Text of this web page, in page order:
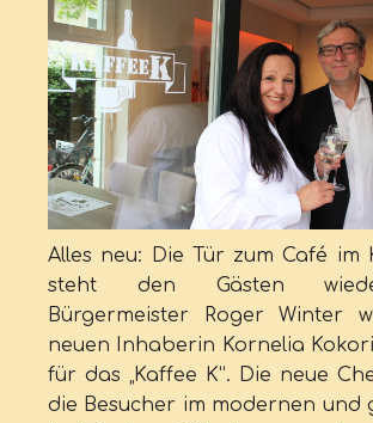
Alles neu: Die Tür zum Café im
steht den Gästen
Bürgermeister Roger Winter
neuen Inhaberin Kornelia
für das „Kaffee K“. Die neue
die Besucher im modernen und